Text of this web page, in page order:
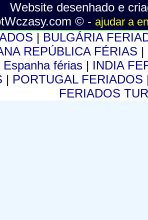
Website desenhado e
© - ajudar a
| BULGÁRIA
REPÚBLICA FÉRIAS |
Espanha férias | INDIA
| PORTUGAL FERIADOS
FERIADOS